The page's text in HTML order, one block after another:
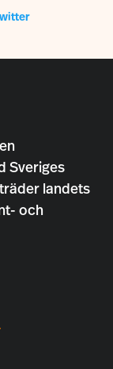
Sveriges
landets
och